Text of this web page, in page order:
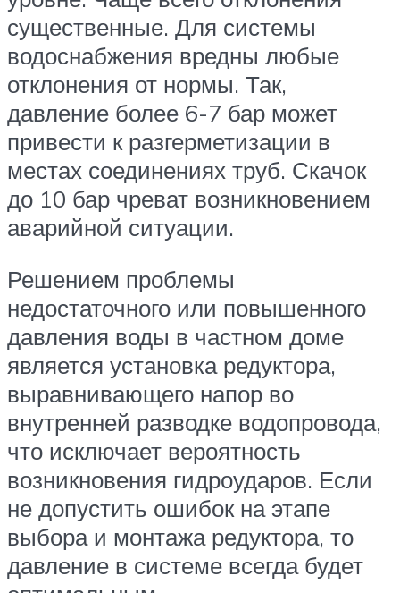
существенные. Для системы
водоснабжения вредны любые
отклонения от нормы. Так,
давление более 6-7 бар может
привести к разгерметизации в
местах соединениях труб. Скачок
до 10 бар чреват возникновением
аварийной ситуации.
Решением проблемы
недостаточного или повышенного
давления воды в частном доме
является установка редуктора,
выравнивающего напор во
внутренней разводке водопровода,
что исключает вероятность
возникновения гидроударов. Если
не допустить ошибок на этапе
выбора и монтажа редуктора, то
давление в системе всегда будет